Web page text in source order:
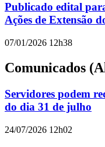
Publicado edital
Ações de Extensão
07/01/2026 12h38
Comunicados
Servidores podem
do dia 31 de julho
24/07/2026 12h02